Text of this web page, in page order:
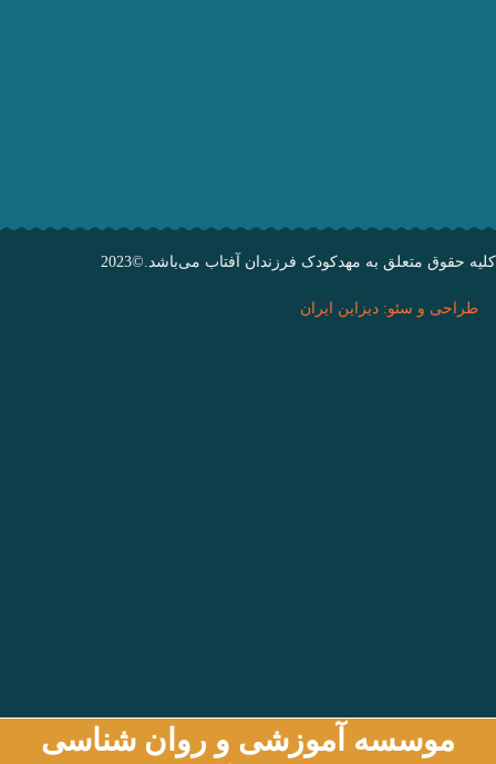
کلیه حقوق متعلق به مهدکودک فرزندان آفتاب می‌باشد.©2023
طراحی و سئو: دیزاین ایران
موسسه آموزشی و روان شناسی